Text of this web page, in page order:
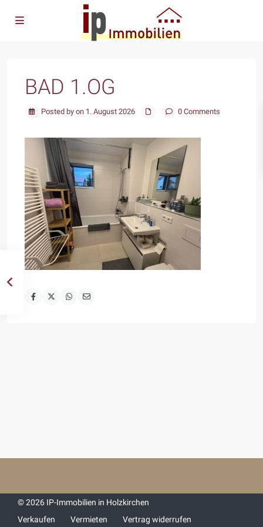
BAD 1.OG
Posted by on 1. August 2026 0 Comments
© 2026 IP-Immobilien in Holzkirchen
Verkaufen
Vermieten Vertrag widerrufen